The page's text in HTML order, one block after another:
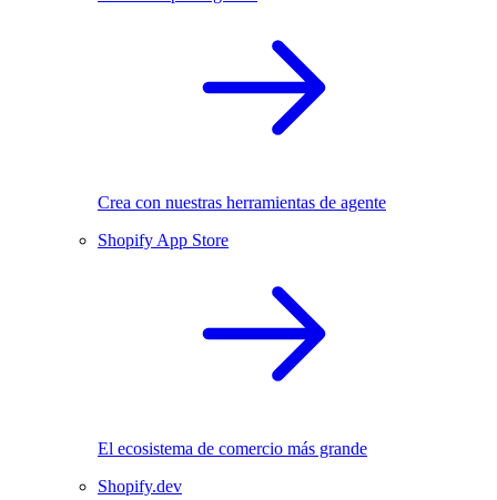
Crea con nuestras herramientas de agente
Shopify App Store
El ecosistema de comercio más grande
Shopify.dev